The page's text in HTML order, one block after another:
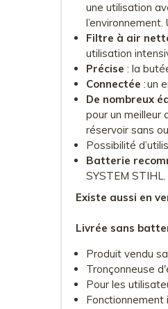
une utilisation
Filtre à air
utilisation
Précise : la
Connectée : un
De nombreux
pour un meilleur
réservoir sans
Possibilité
Batterie
SYSTEM STIHL.
Existe aussi en
Livrée sans
Produit vendu
Tronçonneuse
Pour les